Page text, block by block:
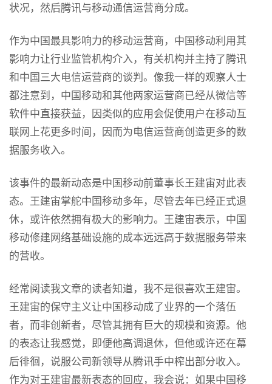
状况，然后腾讯与移动通信运营商分成。
作为中国最具影响力的移动运营商，中国移动利用其
影响力让行业监管机构介入，有关机构并主持了腾讯
和中国三大电信运营商的谈判。像我一样的观察人士
都注意到，中国移动和其他两家运营商已经从微信等
软件中直接获益，因类似的应用会促使用户在移动互
联网上花更多时间，因而为电信运营商创造更多的数
据服务收入。
该事件的最新动态是中国移动前董事长王建宙对此表
态。王建宙掌舵中国移动多年，尽管去年已经正式退
休，或许依然拥有极大的影响力。王建宙表示，中国
移动修建网络基础设施的成本远远高于数据服务带来
的营收。
经常阅读我文章的读者知道，我不是很喜欢王建宙。
王建宙的保守主义让中国移动成了业界的一个落伍
者，而非创新者，尽管其拥有巨大的规模和资源。他
的表态让我感觉，即便他高调退休，但他或许还在幕
后徘徊，说服公司新领导从腾讯手中榨出部分收入。
作为对王建宙最新表态的回应，我会说：如果中国移